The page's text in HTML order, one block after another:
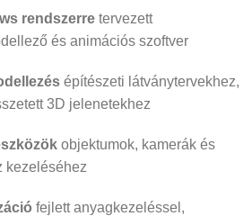
rendszerre tervezett
és animációs szoftver
építészeti látványtervekhez,
3D jelenetekhez
objektumok, kamerák és
kezeléséhez
fejlett anyagkezeléssel,